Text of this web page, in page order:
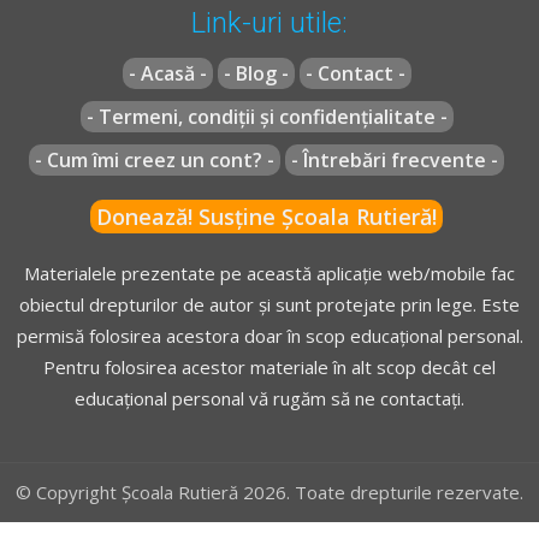
Recomandări:
Folosirea corectă a sistemului de iluminare și semnalizare -
Lecție Audio-Video -->Codul Rutier - Starea tehnică a
vehiculelor și sistemul de iluminare și semnalizare luminoasă
Obligațiile și interdicțiile conducătorilor de vehicule în timpul
deplasării - Lecție Audio-Video -->Codul Rutier - Obligații,
înaintea efectuării oricărei manevre sau
Regulament** - Articolul 113
(1)Mijloacele de avertizare sonoră trebuie folosite de la o
distanţă de cel puţin 25 m faţă de cei cărora li se
perceperea semnalului şi fără să îi determine pe aceştia la
manevre ce pot pune în pericol siguranţa circulaţiei.
[...]
Link-uri utile:
- Acasă - - Blog -
- Contact -
- Termeni, condiții și confidențialitate -
- Cum îmi creez un cont? -
- Întrebări frecvente -
Donează! Susține Școala Rutieră!
Materialele prezentate pe această aplicație web/mobile fac
obiectul drepturilor de autor și sunt protejate prin lege. Este
permisă folosirea acestora doar în scop educațional personal.
Pentru folosirea acestor materiale în alt scop decât cel
educațional personal vă rugăm să ne contactați.
© Copyright Școala Rutieră 2026. Toate drepturile rezervate.